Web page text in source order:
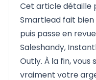
Cet article détaille
Smartlead fait
puis passe en
Saleshandy,
Outly. À la fin,
vraiment votre